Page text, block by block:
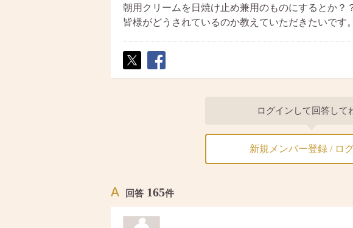
朝用クリームを日焼け止め兼用のものにするとか？
皆様がどうされているのか教えていただきたいです。
ト
ア
ログインして回答して
新規メンバー登録 / ロ
回答 165件